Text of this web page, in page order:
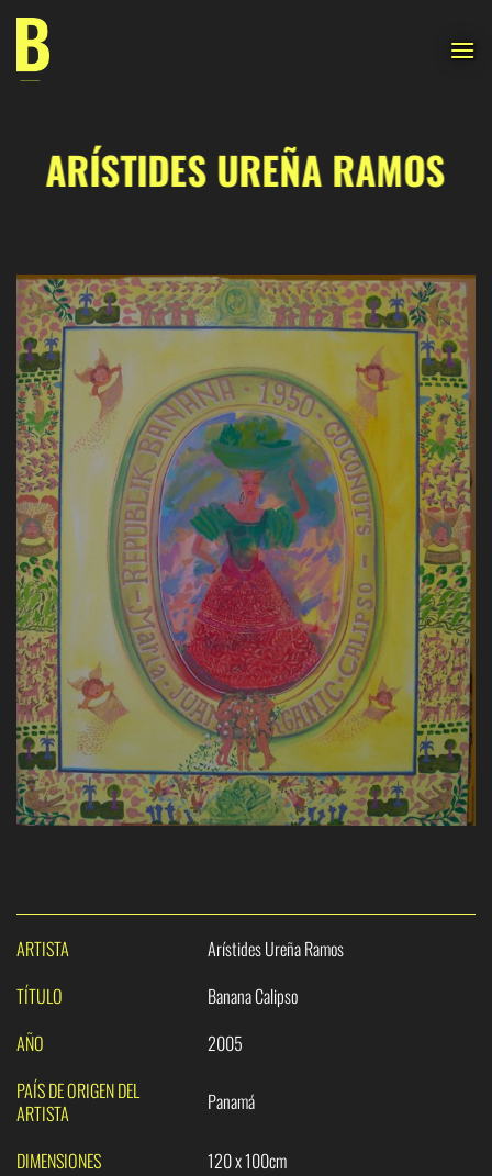
Saltar
contenido
ARÍSTIDES UREÑA RAMOS
ARTISTA
Arístides Ureña Ramos
TÍTULO
Banana Calipso
AÑO
2005
PAÍS DE ORIGEN DEL
ARTISTA
Panamá
DIMENSIONES
120 x 100cm